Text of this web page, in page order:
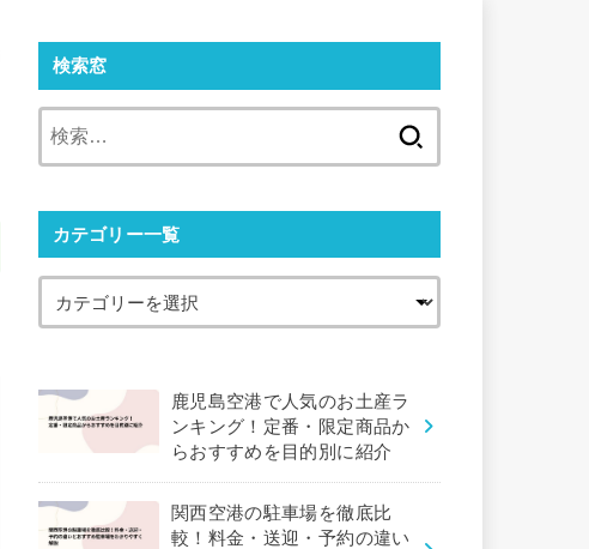
検索窓
カテゴリー一覧
鹿児島空港で人気のお土産ラ
ンキング！定番・限定商品か
らおすすめを目的別に紹介
関西空港の駐車場を徹底比
較！料金・送迎・予約の違い